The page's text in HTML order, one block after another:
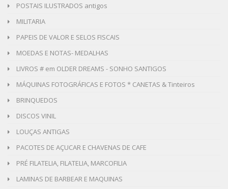
POSTAIS ILUSTRADOS antigos
MILITARIA
PAPEIS DE VALOR E SELOS FISCAIS
MOEDAS E NOTAS- MEDALHAS
LIVROS # em OLDER DREAMS - SONHO SANTIGOS
MÁQUINAS FOTOGRÁFICAS E FOTOS * CANETAS & Tinteiros
BRINQUEDOS
DISCOS VINIL
LOUÇAS ANTIGAS
PACOTES DE AÇUCAR E CHAVENAS DE CAFE
PRÉ FILATELIA, FILATELIA, MARCOFILIA
LAMINAS DE BARBEAR E MAQUINAS